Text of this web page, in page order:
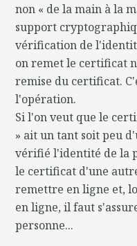
non « de la main à la
support
vérification de
on remet le certificat
remise du certificat.
l'opération.
Si l'on veut que le
» ait un tant soit peu
vérifié l'identité de la
le certificat d'une
remettre en ligne et,
en ligne, il faut
personne...